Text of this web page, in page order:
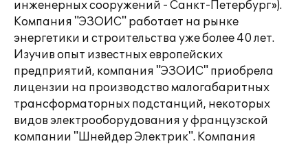
инженерных сооружений - Санкт-Петербург»).
Компания "ЭЗОИС" работает на рынке
энергетики и строительства уже более 40 лет.
Изучив опыт известных европейских
предприятий, компания "ЭЗОИС" приобрела
лицензии на производство малогабаритных
трансформаторных подстанций, некоторых
видов электрооборудования у французской
компании "Шнейдер Электрик". Компания